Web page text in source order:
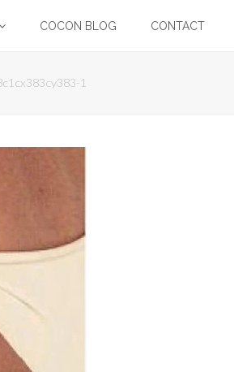
COCON BLOG CONTACT
1